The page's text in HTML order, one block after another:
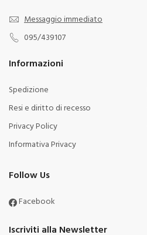
Messaggio immediato
095/439107
Informazioni
Spedizione
Resi e diritto di recesso
Privacy Policy
Informativa Privacy
Follow Us
Facebook
Iscriviti alla Newsletter